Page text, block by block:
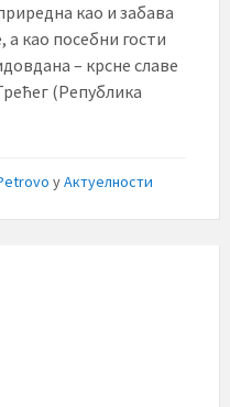
као и забава
као посебни гости
– крсне славе
(Република
уАктуелности